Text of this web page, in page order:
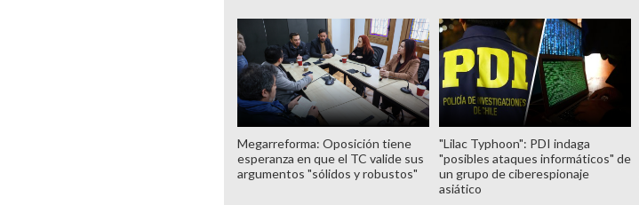
Megarreforma: Oposición tiene
esperanza en que el TC valide sus
argumentos "sólidos y robustos"
"Lilac Typhoon": PDI indaga
"posibles ataques informáticos" de
un grupo de ciberespionaje
asiático